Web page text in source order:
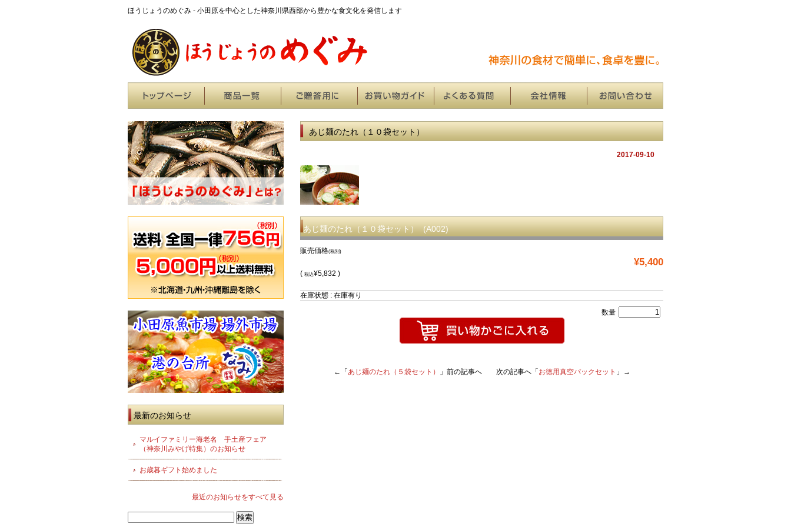
ほうじょうのめぐみ - 小田原を中心とした神奈川県西部から豊かな食文化を発信します
あじ麺のたれ（１０袋セット）
2017-09-10
あじ麺のたれ（１０袋セット） (A002)
販売価格(税別)
¥5,400
( 税込¥5,832 )
在庫状態 : 在庫有り
数量
←「 あじ麺のたれ（５袋セット） 」前の記事へ 次の記事へ「 お徳用真空パックセット 」→
最新のお知らせ
マルイファミリー海老名 手土産フェア
（神奈川みやげ特集）のお知らせ
お歳暮ギフト始めました
最近のお知らせをすべて見る
索: